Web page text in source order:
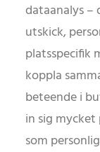
dataanalys –
utskick,
platsspecifik
koppla
beteende i
in sig
som